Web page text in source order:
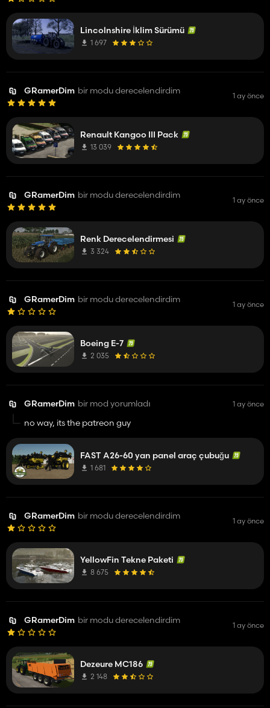
Lincolnshire İklim Sürümü
1 697
GRamerDim bir modu derecelendirdim 1 ay önce
Renault Kangoo III Pack
13 039
GRamerDim bir modu derecelendirdim 1 ay önce
Renk Derecelendirmesi
3 324
GRamerDim bir modu derecelendirdim 1 ay önce
Boeing E-7
2 035
GRamerDim bir mod yorumladı 1 ay önce
no way, its the patreon guy
FAST A26-60 yan panel araç çubuğu
1 681
GRamerDim bir modu derecelendirdim 1 ay önce
YellowFin Tekne Paketi
8 675
GRamerDim bir modu derecelendirdim 1 ay önce
Dezeure MC186
2 148